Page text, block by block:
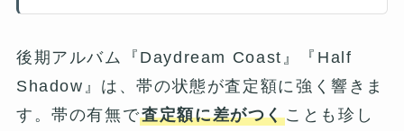
後期アルバム『Daydream Coast』『Half
Shadow』は、帯の状態が査定額に強く響きま
す。帯の有無で査定額に差がつくことも珍し